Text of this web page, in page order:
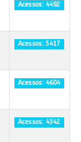
Acessos: 4492
Acessos: 5417
Acessos: 4604
Acessos: 4342